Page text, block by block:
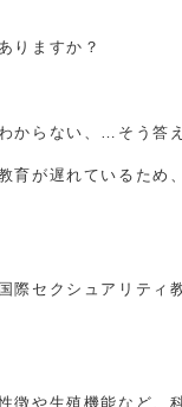
りますか？
からない、…そう答
育が遅れているため
際セクシュアリティ
徴や生殖機能など、